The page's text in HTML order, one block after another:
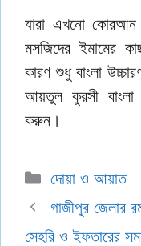
যারা এখনো কোরআন
মসজিদের ইমামের
কারণ শুধু বাংলা
আয়তুল কুরসী বাংলা
করুন।
Categories
দোয়া ও আয়াত
গাজীপুর জেলার
সেহরি ও ইফতারের